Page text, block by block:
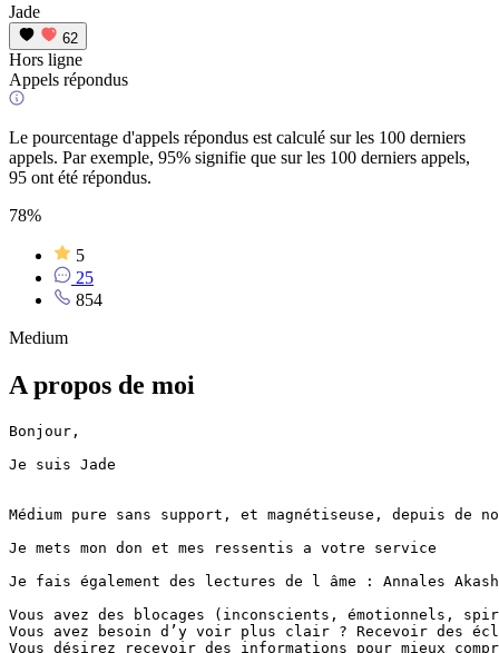
Jade
62
Hors ligne
Appels répondus
Le pourcentage d'appels répondus est calculé sur les 100 derniers
appels. Par exemple, 95% signifie que sur les 100 derniers appels,
95 ont été répondus.
78%
5
25
854
Medium
A propos de moi
Bonjour,
Je suis Jade
Médium pure sans support, et magnétiseuse, depuis de
Je mets mon don et mes ressentis a votre service
Je fais également des lectures de l âme : Annales
Vous avez des blocages (inconscients, émotionnels,
Vous avez besoin d’y voir plus clair ? Recevoir des
Vous désirez recevoir des informations pour mieux